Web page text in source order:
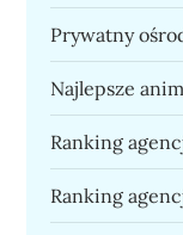
Prywatny
Najlepsze
Ranking
Ranking